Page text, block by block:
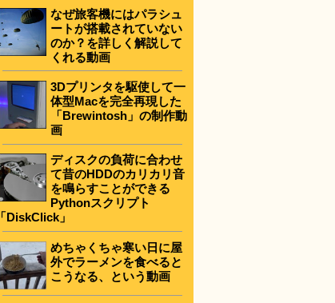
なぜ旅客機にはパラシュ
ートが搭載されていない
のか？を詳しく解説して
くれる動画
3Dプリンタを駆使して一
体型Macを完全再現した
「Brewintosh」の制作動
画
ディスクの負荷に合わせ
て昔のHDDのカリカリ音
を鳴らすことができる
Pythonスクリプト
「DiskClick」
めちゃくちゃ寒い日に屋
外でラーメンを食べると
こうなる、という動画